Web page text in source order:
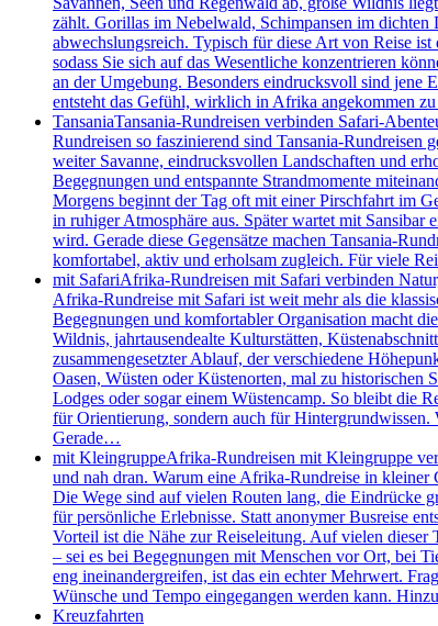
zählt. Gorillas im Nebelwald, Schimpansen im dichten
abwechslungsreich. Typisch für diese Art von Reise
sodass Sie sich auf das Wesentliche konzentrieren
an der Umgebung. Besonders eindrucksvoll sind jene
entsteht das Gefühl, wirklich in Afrika angekommen
TansaniaTansania-Rundreisen verbinden Safari-
Rundreisen so faszinierend sind Tansania-Rundreisen
weiter Savanne, eindrucksvollen Landschaften und
Begegnungen und entspannte Strandmomente
Morgens beginnt der Tag oft mit einer Pirschfahrt im
in ruhiger Atmosphäre aus. Später wartet mit Sansibar
wird. Gerade diese Gegensätze machen Tansania-
komfortabel, aktiv und erholsam zugleich. Für viele
mit SafariAfrika-Rundreisen mit Safari verbinden
Afrika-Rundreise mit Safari ist weit mehr als die
Begegnungen und komfortabler Organisation macht
Wildnis, jahrtausendealte Kulturstätten,
zusammengesetzter Ablauf, der verschiedene
Oasen, Wüsten oder Küstenorten, mal zu
Lodges oder sogar einem Wüstencamp. So bleibt die
für Orientierung, sondern auch für
Gerade…
mit KleingruppeAfrika-Rundreisen mit Kleingruppe
und nah dran. Warum eine Afrika-Rundreise in
Die Wege sind auf vielen Routen lang, die Eindrücke
für persönliche Erlebnisse. Statt anonymer Busreise
Vorteil ist die Nähe zur Reiseleitung. Auf vielen dieser
– sei es bei Begegnungen mit Menschen vor Ort, bei
eng ineinandergreifen, ist das ein echter Mehrwert.
Wünsche und Tempo eingegangen werden kann.
Kreuzfahrten